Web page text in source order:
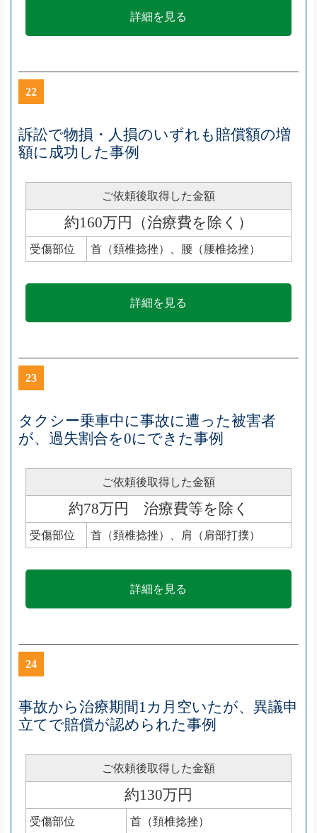
詳細を見る
22
訴訟で物損・人損のいずれも賠償額の増
額に成功した事例
ご依頼後取得した金額
約160万円（治療費を除く）
受傷部位 首（頚椎捻挫）、腰（腰椎捻挫）
詳細を見る
23
タクシー乗車中に事故に遭った被害者
が、過失割合を0にできた事例
ご依頼後取得した金額
約78万円 治療費等を除く
受傷部位 首（頚椎捻挫）、肩（肩部打撲）
詳細を見る
24
事故から治療期間1カ月空いたが、異議申
立てで賠償が認められた事例
ご依頼後取得した金額
約130万円
受傷部位 首（頚椎捻挫）